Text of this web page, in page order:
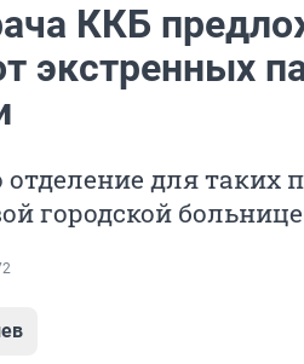
ККБ
экстренных
отделение для таких
городской